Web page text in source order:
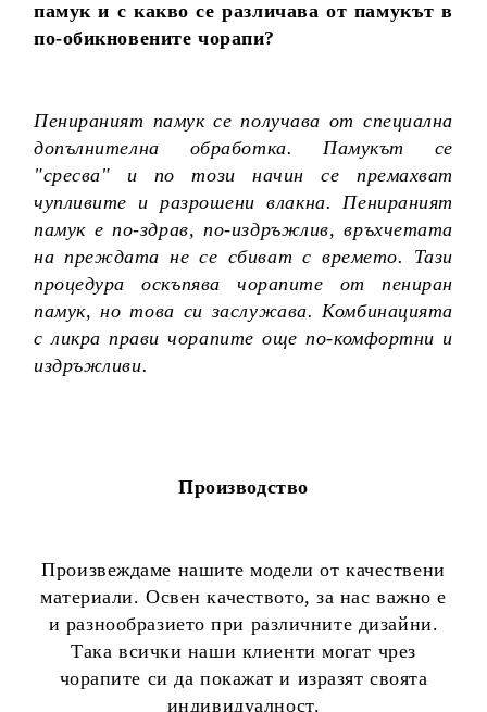
памук и с какво се различава от памукът в
по-обикновените чорапи?
Пенираният памук се получава от специална
допълнителна обработка. Памукът се
"сресва" и по този начин се премахват
чупливите и разрошени влакна. Пенираният
памук е по-здрав, по-издръжлив, връхчетата
на преждата не се сбиват с времето. Тази
процедура оскъпява чорапите от пениран
памук, но това си заслужава. Комбинацията
с ликра прави чорапите още по-комфортни и
издръжливи.
Производство
Произвеждаме нашите модели от качествени
материали. Освен качеството, за нас важно е
и разнообразието при различните дизайни.
Така всички наши клиенти могат чрез
чорапите си да покажат и изразят своята
индивидуалност.